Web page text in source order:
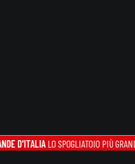
D'ITALIALO SPOGLIATOIO PIÙ GRANDE